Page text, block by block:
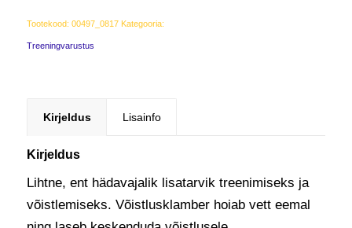
Tootekood: 00497_0817 Kategooria:
Treeningvarustus
Kirjeldus Lisainfo
Kirjeldus
Lihtne, ent hädavajalik lisatarvik treenimiseks ja
võistlemiseks. Võistlusklamber hoiab vett eemal